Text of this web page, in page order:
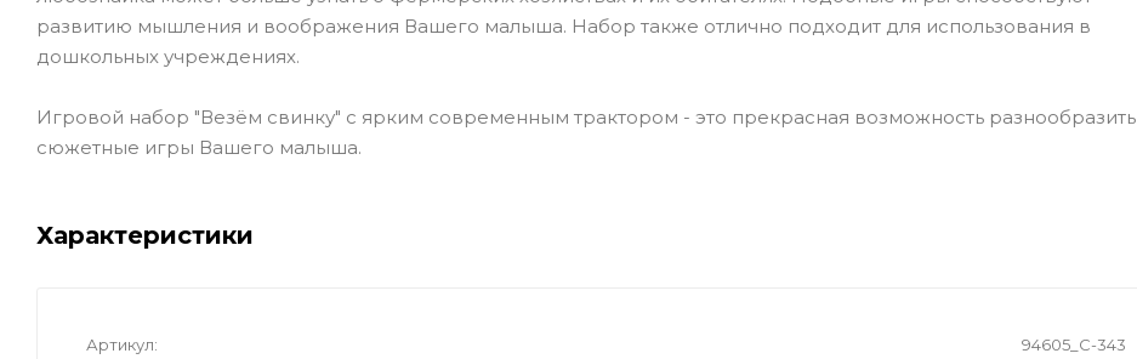
развитию мышления и воображения Вашего малыша. Набор также отлично подходит для использования в
дошкольных учреждениях.
Игровой набор "Везём свинку" с ярким современным трактором - это прекрасная возможность разнообразить
сюжетные игры Вашего малыша.
Характеристики
Артикул
94605_С-343